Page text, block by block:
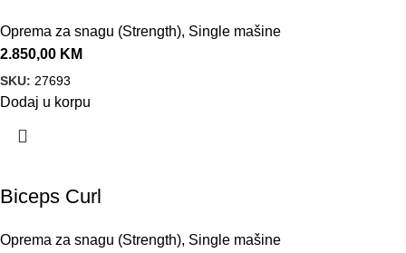
Oprema za snagu (Strength), Single mašine
2.850,00 KM
SKU: 27693
Dodaj u korpu
Biceps Curl
Oprema za snagu (Strength), Single mašine